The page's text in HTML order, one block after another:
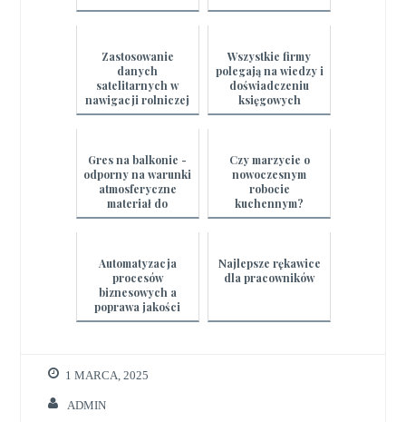
Zastosowanie
danych
satelitarnych w
nawigacji rolniczej
- optymalizacja pól i
Wszystkie firmy
polegają na wiedzy i
doświadczeniu
księgowych
Gres na balkonie -
odporny na warunki
atmosferyczne
materiał do
wykończenia tarasu
Czy marzycie o
nowoczesnym
robocie
kuchennym?
Automatyzacja
procesów
biznesowych a
poprawa jakości
usług klienta
Najlepsze rękawice
dla pracowników
1 MARCA, 2025
ADMIN